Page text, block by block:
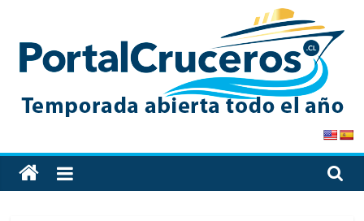
content
PortalCruceros
Toda
la